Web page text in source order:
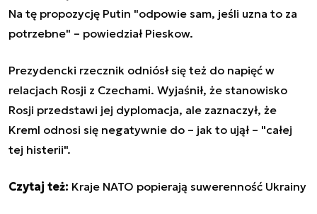
Na tę propozycję Putin "odpowie sam, jeśli uzna to za
potrzebne" – powiedział Pieskow.
Prezydencki rzecznik odniósł się też do napięć w
relacjach Rosji z Czechami. Wyjaśnił, że stanowisko
Rosji przedstawi jej dyplomacja, ale zaznaczył, że
Kreml odnosi się negatywnie do – jak to ujął – "całej
tej histerii".
Czytaj też: Kraje NATO popierają suwerenność Ukrainy